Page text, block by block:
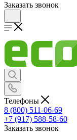
Заказать звонок
Телефоны
8 (800) 511-06-69
+7 (917) 588-58-60
Заказать звонок